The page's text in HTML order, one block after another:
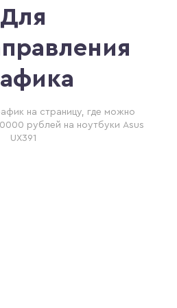
Для
на страницу, где можно
рублей на ноутбуки Asus
UX391